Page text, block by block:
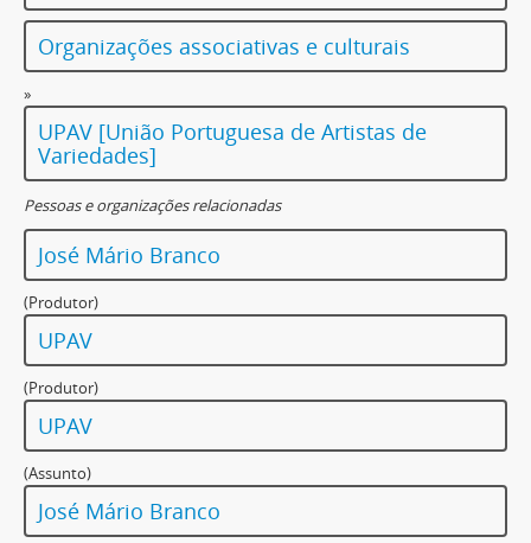
Organizações associativas e culturais
»
UPAV [União Portuguesa de Artistas de
Variedades]
Pessoas e organizações relacionadas
José Mário Branco
(Produtor)
UPAV
(Produtor)
UPAV
(Assunto)
José Mário Branco